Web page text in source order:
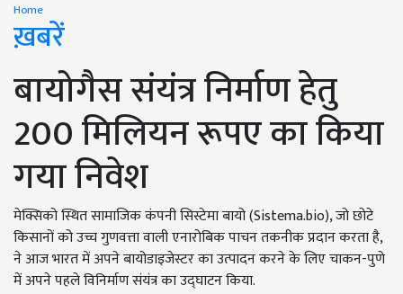
Home
ख़बरें
बायोगैस संयंत्र निर्माण हेतु
200 मिलियन रूपए का किया
गया निवेश
मेक्सिको स्थित सामाजिक कंपनी सिस्टेमा बायो (Sistema.bio), जो छोटे
किसानों को उच्च गुणवत्ता वाली एनारोबिक पाचन तकनीक प्रदान करता है,
ने आज भारत में अपने बायोडाइजेस्टर का उत्पादन करने के लिए चाकन-पुणे
में अपने पहले विनिर्माण संयंत्र का उद्घाटन किया.